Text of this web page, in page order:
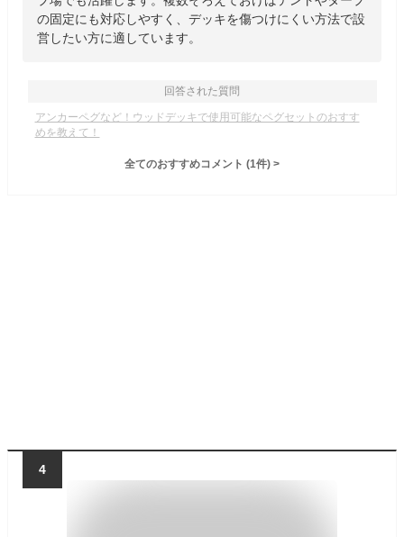
の固定にも対応しやすく、デッキを傷つけにくい方法で設
営したい方に適しています。
回答された質問
アンカーペグなど！ウッドデッキで使用可能なペグセットのおすす
めを教えて！
全てのおすすめコメント (1件) >
4